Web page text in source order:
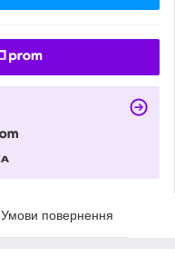
Умови повернення